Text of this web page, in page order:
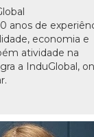
anos de
economia e
atividade na
a InduGlobal,